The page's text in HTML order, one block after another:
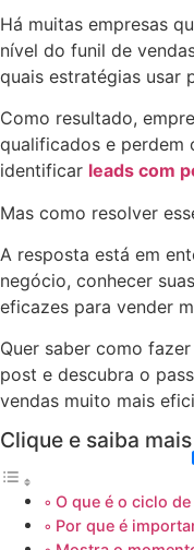
Há muitas empresas
nível do funil de
quais estratégias usar
Como resultado,
qualificados e perdem
identificar leads com
Mas como resolver
A resposta está em
negócio, conhecer
eficazes para vender
Quer saber como
post e descubra o
vendas muito mais
Clique e saiba mais
O que é o ciclo de
Por que é